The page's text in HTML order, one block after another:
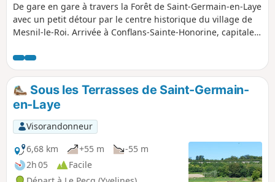
De gare en gare à travers la Forêt de Saint-Germain-en-Laye
avec un petit détour par le centre historique du village de
Mesnil-le-Roi. Arrivée à Conflans-Sainte-Honorine, capitale
Sous les Terrasses de Saint-Germain-
en-Laye
Visorandonneur
6,68 km
+55 m
-55 m
2h 05
Facile